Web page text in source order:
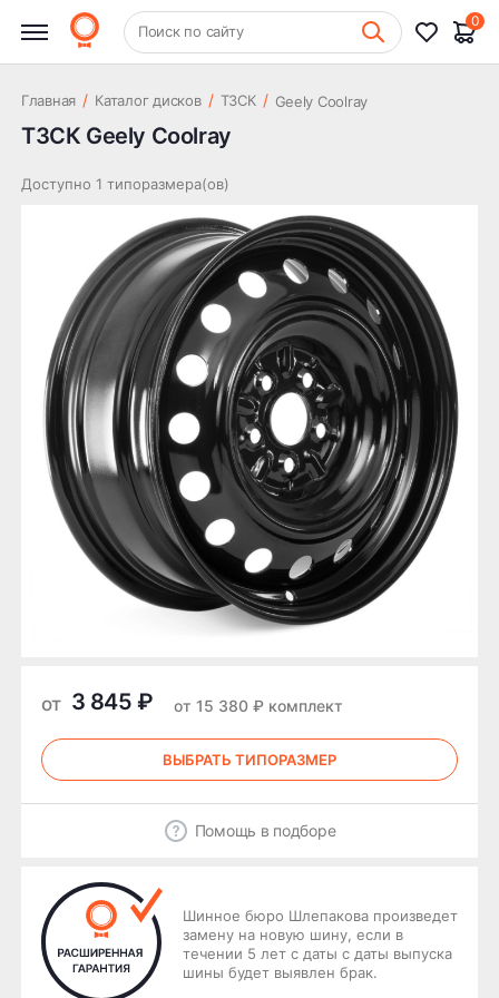
+7 (831) 261-35-35 Шиномонтаж
Поиск по сайту
0
Главная / Каталог дисков / ТЗСК / Geely Coolray
ТЗСК Geely Coolray
Доступно 1 типоразмера(ов)
от 3 845 ₽ от 15 380 ₽ комплект
ВЫБРАТЬ ТИПОРАЗМЕР
Помощь в подборе
Шинное бюро Шлепакова произведет
замену на новую шину, если в
течении 5 лет с даты с даты выпуска
шины будет выявлен брак.